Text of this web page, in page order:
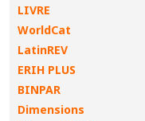
LIVRE
WorldCat
LatinREV
ERIH PLUS
BINPAR
Dimensions